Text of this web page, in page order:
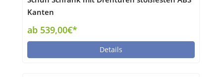
Kanten
ab 539,00€*
Details